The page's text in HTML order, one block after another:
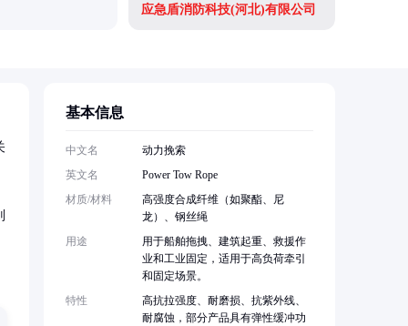
应急盾消防科技(河北)有限公司
基本信息
中文名
动力挽索
英文名
Power Tow Rope
材质/材料
高强度合成纤维（如聚酯、尼
龙）、钢丝绳
用途
用于船舶拖拽、建筑起重、救援作
业和工业固定，适用于高负荷牵引
和固定场景。
特性
高抗拉强度、耐磨损、抗紫外线、
耐腐蚀，部分产品具有弹性缓冲功